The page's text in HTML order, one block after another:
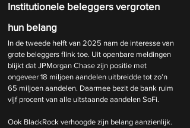
Institutionele beleggers vergroten
hun belang
In de tweede helft van 2025 nam de interesse van
grote beleggers flink toe. Uit openbare meldingen
blijkt dat JPMorgan Chase zijn positie met
ongeveer 18 miljoen aandelen uitbreidde tot zo’n
65 miljoen aandelen. Daarmee bezit de bank ruim
vijf procent van alle uitstaande aandelen SoFi.
Ook BlackRock verhoogde zijn belang aanzienlijk.